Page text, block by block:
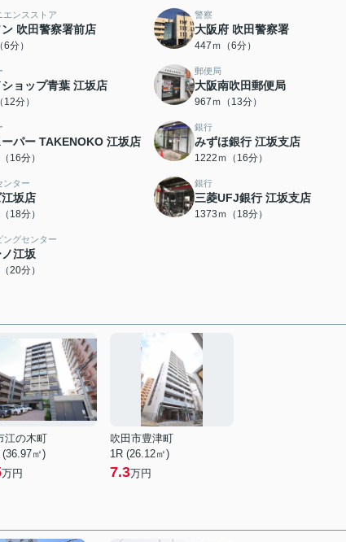
エンスストア
ン 吹田警察署前店
分）
警察
大阪府 吹田警察署
447ｍ（6分）
ョップ青葉 江坂店
分）
郵便局
大阪南吹田郵便局
967ｍ（13分）
パー TAKENOKO 江坂店
16分）
銀行
みずほ銀行 江坂支店
1222ｍ（16分）
ンター
坂店
18分）
銀行
三菱UFJ銀行 江坂支店
1373ｍ（18分）
ングセンター
江坂
20分）
江の木町
(36.97㎡)
万円
吹田市豊津町
1R (26.12㎡)
7.3万円